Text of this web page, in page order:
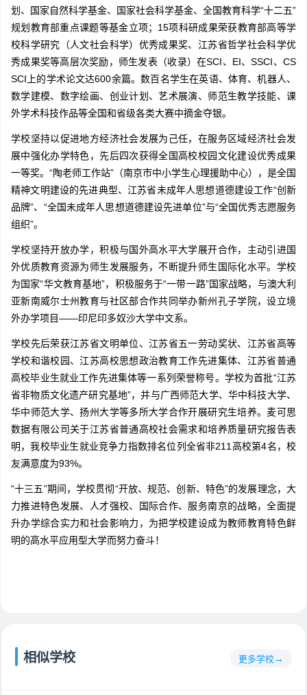
划、国家自然科学基金、国家社会科学基金、全国教育科学“十二五”
规划教育部重点课题等基金立项；15项科研成果荣获教育部高等学
校科学研究（人文社会科学）优秀成果奖、江苏省哲学社会科学优
秀成果奖等高层次奖励，师生发表（收录）在SCI、EI、SSCI、CS
SCI上的学术论文达600余篇。数百名学生在英语、体育、机器人、
数学建模、数字绘画、创业计划、艺术展演、师范生教学技能、课
外学术科技作品等全国和省级各类大赛中摘金夺银。
学校坚持以促进地方经济社会发展为己任，在服务区域经济社会发
展中强化办学特色，先后四次获得全国高校校园文化建设优秀成果
一等奖。“陶老师工作站”（南京市中小学生心理援助中心），是全国
精神文明建设的先进典型、江苏省未成年人思想道德建设工作“创新
品牌”、“全国未成年人思想道德建设先进单位”与“全国优秀志愿服务
组织”。
学校坚持开放办学，积极与国外高水平大学展开合作，主动引进国
外优质教育资源为师生发展服务，不断提升师生国际化水平。学校
为国家“华文教育基地”，积极服务于“一带一路”国家战略，与澳大利
亚新南威尔士州教育与社区部合作共同举办新州孔子学院，设立境
外办学项目——印尼印多奴沙大学中文系。
学校先后荣获江苏省文明单位、江苏省五一劳动奖状、江苏省高等
学校和谐校园、江苏高校思想政治教育工作先进集体、江苏省普通
高校毕业生就业工作先进集体等一系列荣誉称号。学校为首批“江苏
省非物质文化遗产研究基地”，并与广西师范大学、华中科技大学、
华中师范大学、扬州大学等多所大学合作开展研究生培养。麦可思
数据有限公司关于江苏省普通高校社会需求和培养质量研究报告表
明，我校毕业生就业竞争力指数排名位列全省非211高校第4名，校
友满意度为93%。
“十三五”期间，学校贯彻“开放、规范、创新、特色”的发展理念，大
力推进特色发展、人才强校、国际合作、服务南京的战略，全面提
升办学综合实力和社会影响力，为把学校建设成为教师教育特色鲜
明的高水平应用型大学而努力奋斗！
相似学校 更多学校